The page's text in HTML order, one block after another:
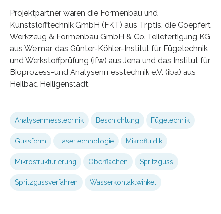
Projektpartner waren die Formenbau und
Kunststofftechnik GmbH (FKT) aus Triptis, die Goepfert
Werkzeug & Formenbau GmbH & Co. Teilefertigung KG
aus Weimar, das Günter-Köhler-Institut für Fügetechnik
und Werkstoffprüfung (ifw) aus Jena und das Institut für
Bioprozess-und Analysenmesstechnik e.V. (iba) aus
Heilbad Heiligenstadt.
Analysenmesstechnik Beschichtung Fügetechnik
Gussform Lasertechnologie Mikrofluidik
Mikrostrukturierung Oberflächen Spritzguss
Spritzgussverfahren Wasserkontaktwinkel